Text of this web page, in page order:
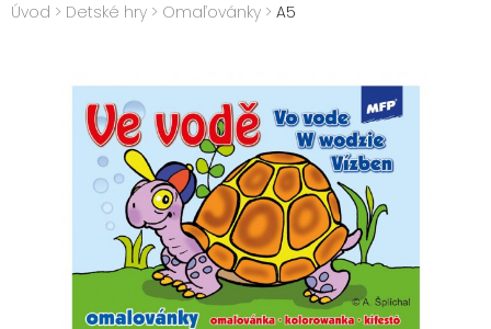
Úvod > Detské hry > Omaľovánky > A5